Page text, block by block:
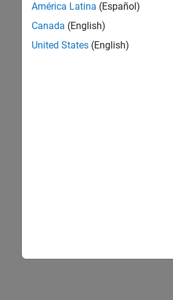
América Latina (Español)
Canada (English)
United States (English)